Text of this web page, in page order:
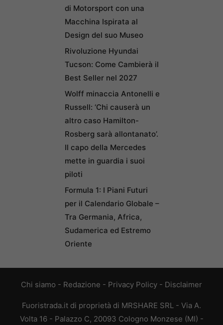
di Motorsport con una
Macchina Ispirata al
Design del suo Museo
Rivoluzione Hyundai
Tucson: Come Cambierà il
Best Seller nel 2027
Wolff minaccia Antonelli e
Russell: ‘Chi causerà un
altro caso Hamilton-
Rosberg sarà allontanato’.
Il capo della Mercedes
mette in guardia i suoi
piloti
Formula 1: I Piani Futuri
per il Calendario Globale –
Tra Germania, Africa,
Sudamerica ed Estremo
Oriente
Chi siamo - Redazione - Privacy Policy - Disclaimer
Fuoristrada.it di proprietà di MRSHARE SRL - Via A.
Volta 16 - Palazzo C, 20093 Cologno Monzese (MI) -